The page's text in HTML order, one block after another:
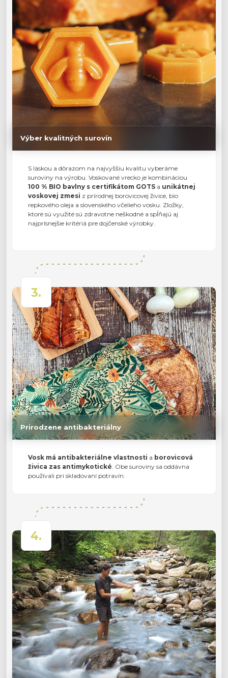
Výber kvalitných surovín
S láskou a dôrazom na najvyššiu kvalitu vyberáme
suroviny na výrobu. Voskované vrecko je kombináciou
100 % BIO bavlny s certifikátom GOTS a unikátnej
voskovej zmesi z prírodnej borovicovej živice, bio
repkového oleja a slovenského včelieho vosku. Zložky,
ktoré sú využité sú zdravotne neškodné a spĺňajú aj
najprísnejšie kritériá pre dojčenské výrobky.
3.
Prirodzene antibakteriálny
Vosk má antibakteriálne vlastnosti a borovicová
živica zas antimykotické. Obe suroviny sa oddávna
používali pri skladovaní potravín.
4.